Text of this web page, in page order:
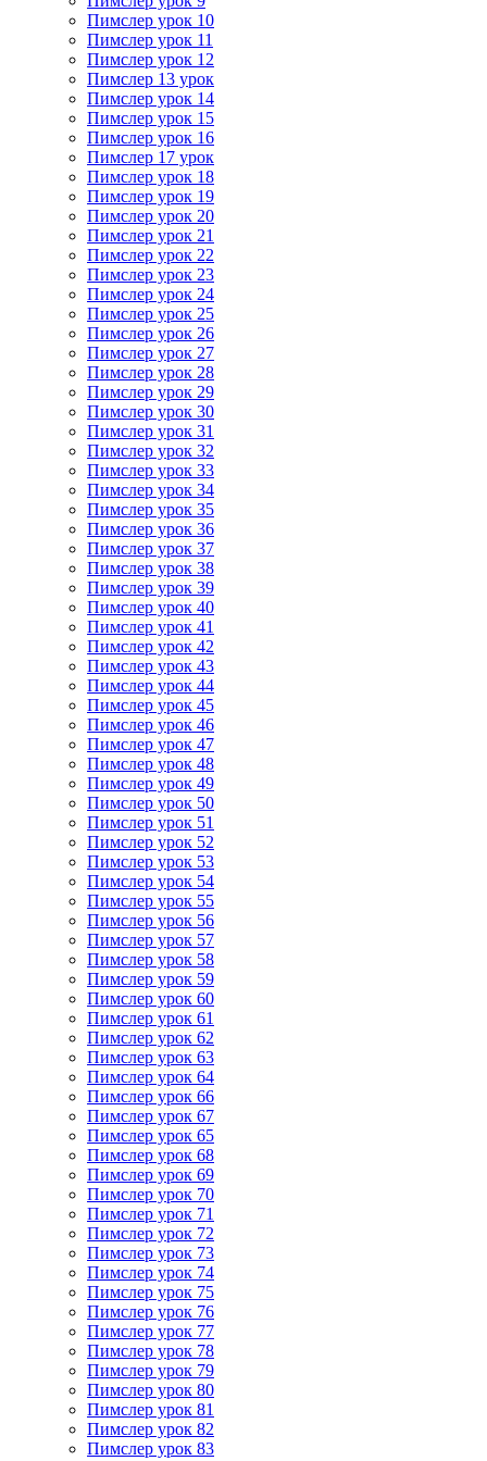
Пимслер урок 10
Пимслер урок 11
Пимслер урок 12
Пимслер 13 урок
Пимслер урок 14
Пимслер урок 15
Пимслер урок 16
Пимслер 17 урок
Пимслер урок 18
Пимслер урок 19
Пимслер урок 20
Пимслер урок 21
Пимслер урок 22
Пимслер урок 23
Пимслер урок 24
Пимслер урок 25
Пимслер урок 26
Пимслер урок 27
Пимслер урок 28
Пимслер урок 29
Пимслер урок 30
Пимслер урок 31
Пимслер урок 32
Пимслер урок 33
Пимслер урок 34
Пимслер урок 35
Пимслер урок 36
Пимслер урок 37
Пимслер урок 38
Пимслер урок 39
Пимслер урок 40
Пимслер урок 41
Пимслер урок 42
Пимслер урок 43
Пимслер урок 44
Пимслер урок 45
Пимслер урок 46
Пимслер урок 47
Пимслер урок 48
Пимслер урок 49
Пимслер урок 50
Пимслер урок 51
Пимслер урок 52
Пимслер урок 53
Пимслер урок 54
Пимслер урок 55
Пимслер урок 56
Пимслер урок 57
Пимслер урок 58
Пимслер урок 59
Пимслер урок 60
Пимслер урок 61
Пимслер урок 62
Пимслер урок 63
Пимслер урок 64
Пимслер урок 66
Пимслер урок 67
Пимслер урок 65
Пимслер урок 68
Пимслер урок 69
Пимслер урок 70
Пимслер урок 71
Пимслер урок 72
Пимслер урок 73
Пимслер урок 74
Пимслер урок 75
Пимслер урок 76
Пимслер урок 77
Пимслер урок 78
Пимслер урок 79
Пимслер урок 80
Пимслер урок 81
Пимслер урок 82
Пимслер урок 83